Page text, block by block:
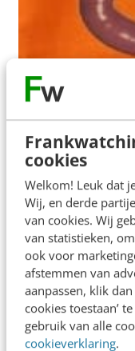
cookies
Welkom! Leuk dat
Wij, en derde
van cookies. Wij
van statistieken,
ook voor
afstemmen van
aanpassen, klik dan
cookies toestaan’
gebruik van alle
cookieverklaring.
MARKETING
Breng je fans
Facebook-
Een lauw onthaal
even wennen
slechts 2 likes
Erik Weijers· 14